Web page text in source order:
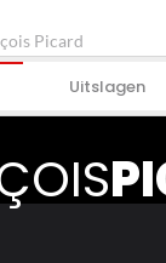
Picard
Uitslagen